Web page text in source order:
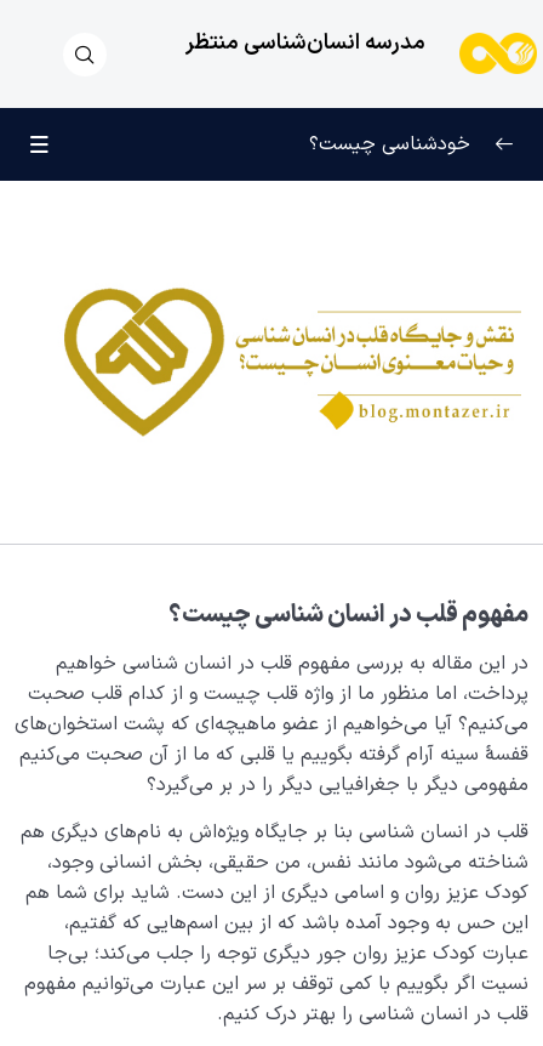
مدرسه انسان‌شناسی منتظر
کودک عزیز روان 0/6
انسان و میل بی‌نهایت 0/12
انسان چه چیزی نیست؟
هدف خلقت و جایگاه انسان 0/7
نقش الگو در حیات انسان
نقش مربی در تربیت اخلاقی و رسیدن به کمال انسانی
چیست؟
اصالت تخصص چیست؟ چرا رجوع به متخصص همه
گیرترین اصل عقلی جهان است؟
متخصص امور انسانی کیست؟ چرا انسان به یک متخصص
نیازی مداوم دارد؟
شدن یا صیرورت انسان یعنی چه و به چه فرآیندی گفته
می‌شود؟
ضرورت اصالت تخصص چیست؟ آیا بدون این اصل به
هدف خلقت خود می‌رسیم؟
خودشناسی چیست؟
مفهوم قلب در انسان شناسی چیست؟
در این مقاله به بررسی مفهوم قلب در انسان شناسی خواهیم
پرداخت، اما منظور ما از واژه قلب چیست و از کدام قلب صحبت
می‌کنیم؟ آیا می‌خواهیم از عضو ماهیچه‌ای که پشت استخوان‌های
قفسۀ سینه آرام گرفته بگوییم یا قلبی که ما از آن صحبت می‌کنیم
مفهومی دیگر با جغرافیایی دیگر را در بر می‌گیرد؟
قلب در انسان شناسی بنا بر جایگاه ویژه‌اش به نام‌های دیگری هم
شناخته‌ می‌شود مانند نفس، من حقیقی، بخش انسانی وجود،
کودک عزیز روان و اسامی دیگری از این دست. شاید برای شما هم
این حس به وجود آمده ‌باشد که از بین اسم‌هایی که گفتیم،
عبارت کودک عزیز روان جور دیگری توجه را جلب می‌کند؛ بی‌جا
نسیت اگر بگوییم با کمی توقف بر سر این عبارت می‌توانیم مفهوم
قلب در انسان شناسی را بهتر درک کنیم.